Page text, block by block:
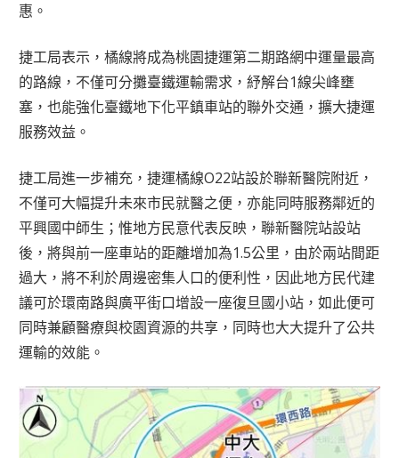
惠。
捷工局表示，橘線將成為桃園捷運第二期路網中運量最高
的路線，不僅可分攤臺鐵運輸需求，紓解台1線尖峰壅
塞，也能強化臺鐵地下化平鎮車站的聯外交通，擴大捷運
服務效益。
捷工局進一步補充，捷運橘線O22站設於聯新醫院附近，
不僅可大幅提升未來市民就醫之便，亦能同時服務鄰近的
平興國中師生；惟地方民意代表反映，聯新醫院站設站
後，將與前一座車站的距離增加為1.5公里，由於兩站間距
過大，將不利於周邊密集人口的便利性，因此地方民代建
議可於環南路與廣平街口增設一座復旦國小站，如此便可
同時兼顧醫療與校園資源的共享，同時也大大提升了公共
運輸的效能。